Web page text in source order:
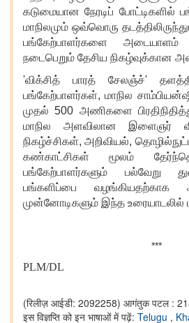
கடுமையான நேரடிப் போட்டிகளில்
மாநிலமும் ஒவ்வொரு
பங்கேற்பாளர்களை அடையாளம்
நடைபெறும் தேசிய நிகழ்வுக்கான
'விக்சித் பாரத் சேலஞ்ச்'
பங்கேற்பாளர்கள், மாநில
முதல் 500 அணிகளை
மாநில அளவிலான இளைஞர்
நிகழ்ச்சிகள், அறிவியல்,
கண்காட்சிகள் மூலம்
பங்கேற்பாளர்களும் பல்வேறு
பங்களிப்பை வழங்கியதற்காக
முன்னோடிகளும் இந்த உரையாடலில்
***
PLM/DL
(रिलीज़ आईडी: 2092258) आगंतुक पटल :
इस विज्ञप्ति को इन भाषाओं में पढ़ें: Telugu ,